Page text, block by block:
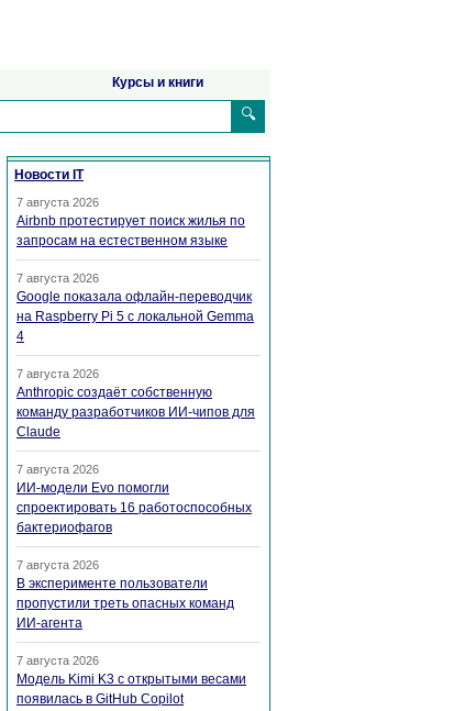
Курсы и книги
🔍
Новости IT
7 августа 2026
Airbnb протестирует поиск жилья по
запросам на естественном языке
7 августа 2026
Google показала офлайн-переводчик
на Raspberry Pi 5 с локальной Gemma
4
7 августа 2026
Anthropic создаёт собственную
команду разработчиков ИИ-чипов для
Claude
7 августа 2026
ИИ-модели Evo помогли
спроектировать 16 работоспособных
бактериофагов
7 августа 2026
В эксперименте пользователи
пропустили треть опасных команд
ИИ-агента
7 августа 2026
Модель Kimi K3 с открытыми весами
появилась в GitHub Copilot